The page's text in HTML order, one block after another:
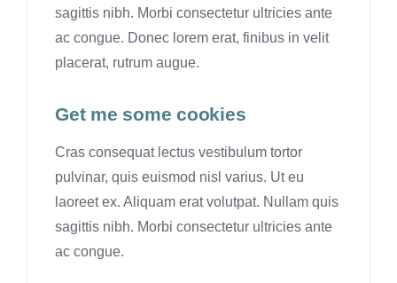
sagittis nibh. Morbi consectetur ultricies ante
ac congue. Donec lorem erat, finibus in velit
placerat, rutrum augue.
Get me some cookies
Cras consequat lectus vestibulum tortor
pulvinar, quis euismod nisl varius. Ut eu
laoreet ex. Aliquam erat volutpat. Nullam quis
sagittis nibh. Morbi consectetur ultricies ante
ac congue.